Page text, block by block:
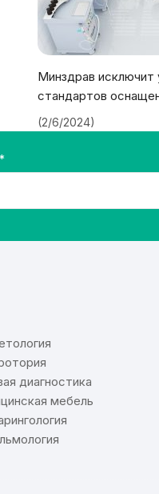
Минздрав исключит
стандартов
(2/6/2024)
диагностика
мебель